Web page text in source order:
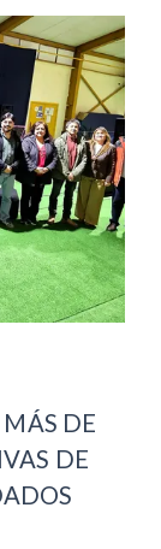
DE
DE